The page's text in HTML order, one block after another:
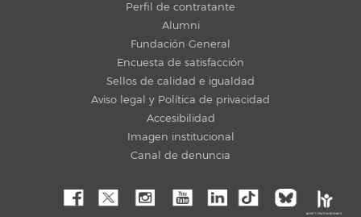
Perfil de contratante
Alumni
Fundación General
Encuesta de satisfacción
Sellos de calidad e igualdad
Aviso legal y Política de privacidad
Accesibilidad
Imagen institucional
Canal de denuncia